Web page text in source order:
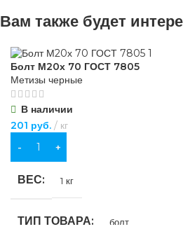
Вам также будет
Болт М20х 70 ГОСТ 7805
Метизы черные
В наличии
201 руб. кг
В КОРЗИНУ
ВЕС 1 кг
ТИП ТОВАРА болт